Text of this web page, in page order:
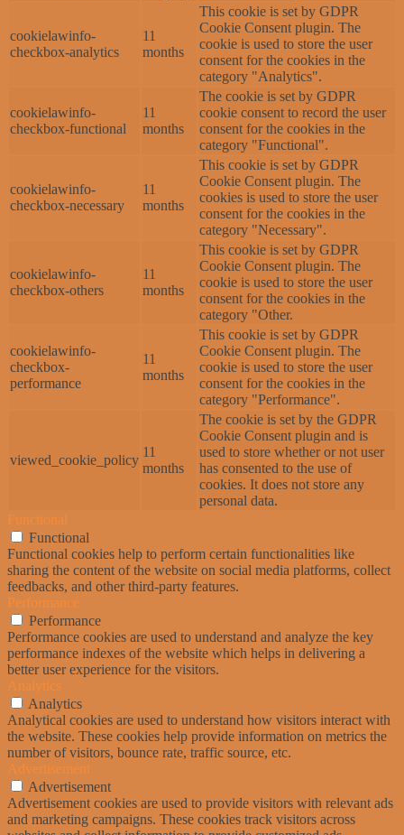
cookielawinfo-
checkbox-analytics
11
months
This cookie is set by GDPR
Cookie Consent plugin. The
cookie is used to store the user
consent for the cookies in the
category "Analytics".
cookielawinfo-
checkbox-functional
11
months
The cookie is set by GDPR
cookie consent to record the user
consent for the cookies in the
category "Functional".
cookielawinfo-
checkbox-necessary
11
months
This cookie is set by GDPR
Cookie Consent plugin. The
cookies is used to store the user
consent for the cookies in the
category "Necessary".
cookielawinfo-
checkbox-others
11
months
This cookie is set by GDPR
Cookie Consent plugin. The
cookie is used to store the user
consent for the cookies in the
category "Other.
cookielawinfo-
checkbox-
performance
11
months
This cookie is set by GDPR
Cookie Consent plugin. The
cookie is used to store the user
consent for the cookies in the
category "Performance".
viewed_cookie_policy
11
months
The cookie is set by the GDPR
Cookie Consent plugin and is
used to store whether or not user
has consented to the use of
cookies. It does not store any
personal data.
Functional
Functional
Functional cookies help to perform certain functionalities like
sharing the content of the website on social media platforms, collect
feedbacks, and other third-party features.
Performance
Performance
Performance cookies are used to understand and analyze the key
performance indexes of the website which helps in delivering a
better user experience for the visitors.
Analytics
Analytics
Analytical cookies are used to understand how visitors interact with
the website. These cookies help provide information on metrics the
number of visitors, bounce rate, traffic source, etc.
Advertisement
Advertisement
Advertisement cookies are used to provide visitors with relevant ads
and marketing campaigns. These cookies track visitors across